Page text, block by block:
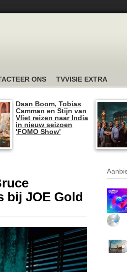
ONS TVVISIE EXTRA
Daan Boom, Tobias
Camman en Stijn van
Vliet reizen naar India
in nieuw seizoen
'FOMO Show'
bij JOE Gold